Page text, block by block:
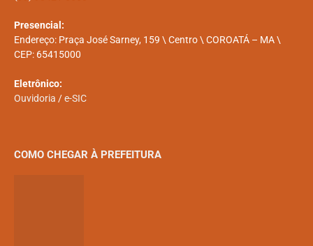
Presencial:
Endereço: Praça José Sarney, 159 \ Centro \ COROATÁ – MA \
CEP: 65415000
Eletrônico:
Ouvidoria /e-SIC
COMO CHEGAR À PREFEITURA